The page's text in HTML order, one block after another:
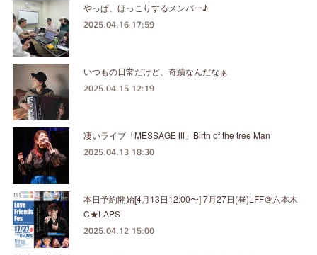
やっぱ、ほっこりするメンバー♪
2025.04.16 17:59
いつもの日常だけど、奇蹟なんだなぁ
2025.04.15 12:19
凄いライブ「MESSAGE Ⅲ」Birth of the tree Man
2025.04.13 18:30
本日予約開始[4月13日12:00〜] 7月27日(昼)LFF＠六本木
C★LAPS
2025.04.12 15:00